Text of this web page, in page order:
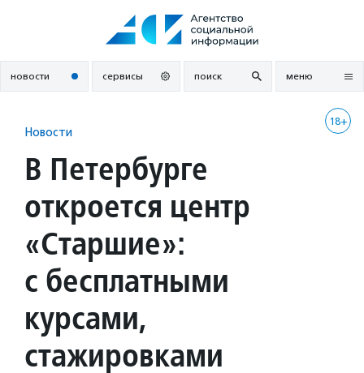
новости сервисы поиск меню
18+
Новости
В Петербурге
откроется центр
«Старшие»:
с бесплатными
курсами,
стажировками